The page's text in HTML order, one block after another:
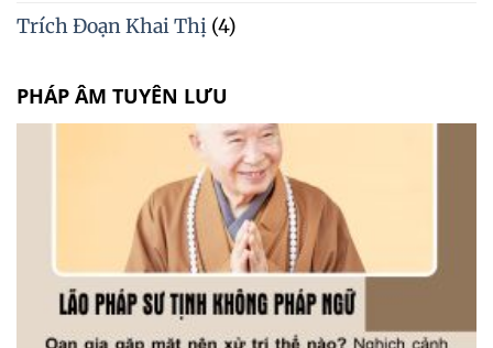
Trích Đoạn Khai Thị (4)
PHÁP ÂM TUYÊN LƯU